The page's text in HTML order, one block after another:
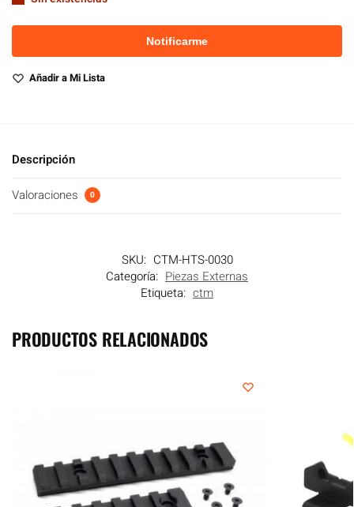
Añadir a Mi Lista
Descripción
Valoraciones 0
SKU: CTM-HTS-0030
Categoría: Piezas Externas
Etiqueta: ctm
PRODUCTOS RELACIONADOS